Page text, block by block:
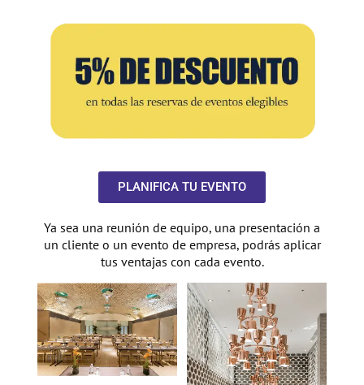
PLANIFICA TU EVENTO
Ya sea una reunión de equipo, una presentación a
un cliente o un evento de empresa, podrás aplicar
tus ventajas con cada evento.